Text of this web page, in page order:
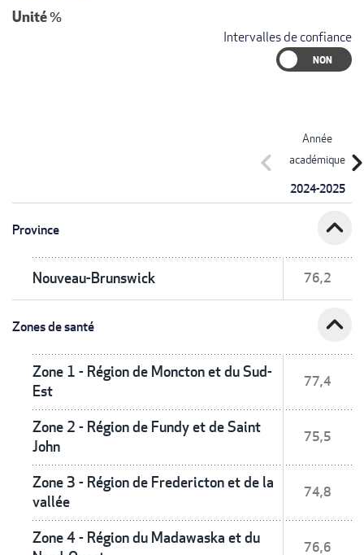
Unité%
Intervalles de confiance
Année
académique
2024-2025
chevron_left
Province expand_less
Nouveau-Brunswick 76,2
Zones de santé expand_less
Zone 1 - Région de Moncton et du Sud-
Est
77,4
Zone 2 - Région de Fundy et de Saint
John
75,5
Zone 3 - Région de Fredericton et de la
vallée
74,8
Zone 4 - Région du Madawaska et du
76,6